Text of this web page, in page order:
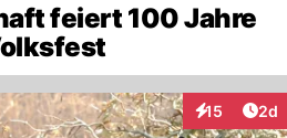
feiert 100 Jahre
15
Interaktionen
2d